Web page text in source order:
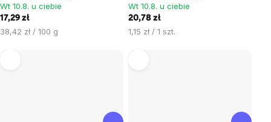
Wt 10.8. u ciebie
17,29 zł
Cena
38,42 zł / 100 g
Wt 10.8. u ciebie
20,78 zł
Cena
1,15 zł / 1 szt.